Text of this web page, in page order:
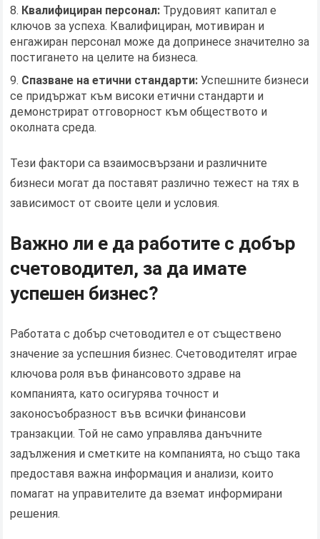
Квалифициран персонал: Трудовият капитал е
ключов за успеха. Квалифициран, мотивиран и
енгажиран персонал може да допринесе значително за
постигането на целите на бизнеса.
Спазване на етични стандарти: Успешните бизнеси
се придържат към високи етични стандарти и
демонстрират отговорност към обществото и
околната среда.
Тези фактори са взаимосвързани и различните
бизнеси могат да поставят различно тежест на тях в
зависимост от своите цели и условия.
Важно ли е да работите с добър
счетоводител, за да имате
успешен бизнес?
Работата с добър счетоводител е от съществено
значение за успешния бизнес. Счетоводителят играе
ключова роля във финансовото здраве на
компанията, като осигурява точност и
законосъобразност във всички финансови
транзакции. Той не само управлява данъчните
задължения и сметките на компанията, но също така
предоставя важна информация и анализи, които
помагат на управителите да вземат информирани
решения.